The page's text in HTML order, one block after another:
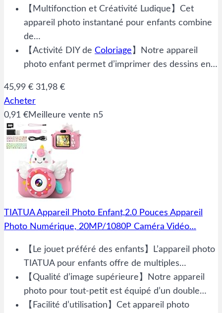
【Multifonction et Créativité Ludique】Cet
appareil photo instantané pour enfants combine
de…
【Activité DIY de Coloriage 】Notre appareil
photo enfant permet d’imprimer des dessins en…
45,99 € 31,98 €
Acheter
0,91 €Meilleure vente n5
TIATUA Appareil Photo Enfant,2.0 Pouces Appareil
Photo Numérique, 20MP/1080P Caméra Vidéo…
【Le jouet préféré des enfants】L’appareil photo
TIATUA pour enfants offre de multiples…
【Qualité d’image supérieure】Notre appareil
photo pour tout-petit est équipé d’un double…
【Facilité d’utilisation】Cet appareil photo